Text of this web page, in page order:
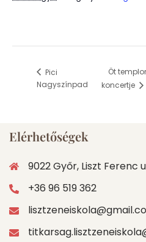
Pici
Nagyszínpad
Öt
koncertje
Elérhetőségek
9022 Győr, Liszt Ferenc
+36 96 519 362